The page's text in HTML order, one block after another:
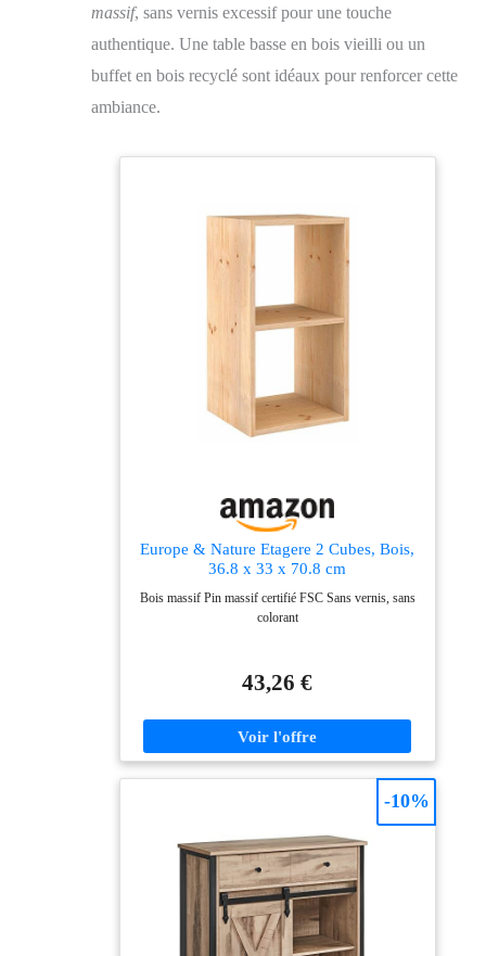
massif, sans vernis excessif pour une touche
authentique. Une table basse en bois vieilli ou un
buffet en bois recyclé sont idéaux pour renforcer cette
ambiance.
Europe & Nature Etagere 2 Cubes, Bois,
36.8 x 33 x 70.8 cm
Bois massif Pin massif certifié FSC Sans vernis, sans
colorant
43,26 €
-10%